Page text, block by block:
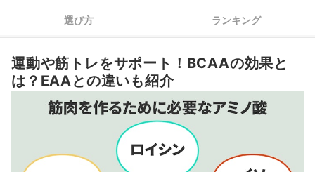
BCAAサプリ全20商品おすすめ人気ランキング
はある？
BCAAサプリはどこで売っている？コンビニでも買える？
BCAA以外のクレアチンなどのサプリメントもチェックしよう
BCAAサプリの売れ筋ランキングもチェック！
選び方 ランキング
運動や筋トレをサポート！BCAAの効果と
は？EAAとの違いも紹介